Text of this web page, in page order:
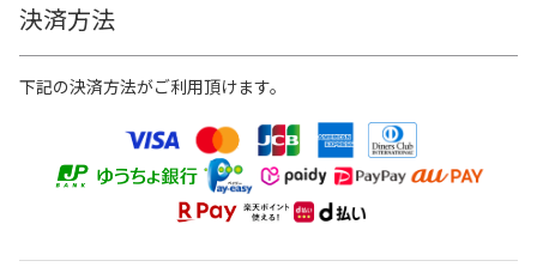
決済方法
下記の決済方法がご利用頂けます。